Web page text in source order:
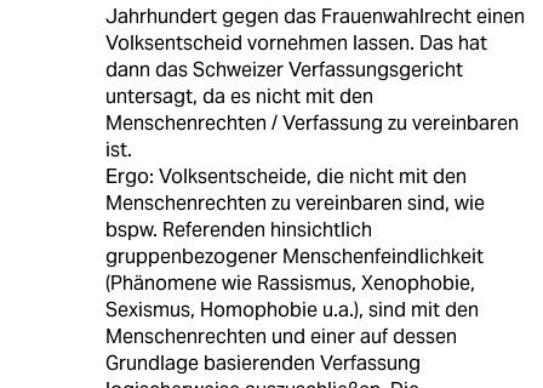
Jahrhundert gegen das Frauenwahlrecht einen
Volksentscheid vornehmen lassen. Das hat
dann das Schweizer Verfassungsgericht
untersagt, da es nicht mit den
Menschenrechten / Verfassung zu vereinbaren
ist.
Ergo: Volksentscheide, die nicht mit den
Menschenrechten zu vereinbaren sind, wie
bspw. Referenden hinsichtlich
gruppenbezogener Menschenfeindlichkeit
(Phänomene wie Rassismus, Xenophobie,
Sexismus, Homophobie u.a.), sind mit den
Menschenrechten und einer auf dessen
Grundlage basierenden Verfassung